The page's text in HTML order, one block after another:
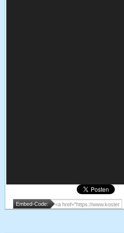
Embed-Code: